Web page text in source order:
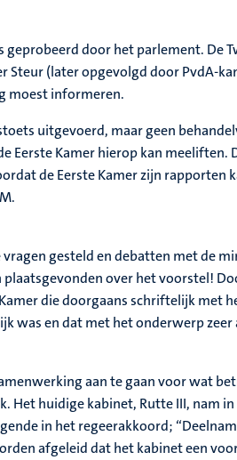
door het parlement. De
(later opgevolgd door PvdA-
moest informeren.
uitgevoerd, maar geen
Eerste Kamer hierop kan
de Eerste Kamer zijn
gesteld en debatten met de
over het voorstel!
die doorgaans schriftelijk met
was en dat met het onderwerp
aan te gaan voor wat
huidige kabinet, Rutte III, nam
in het regeerakkoord;
afgeleid dat het kabinet een